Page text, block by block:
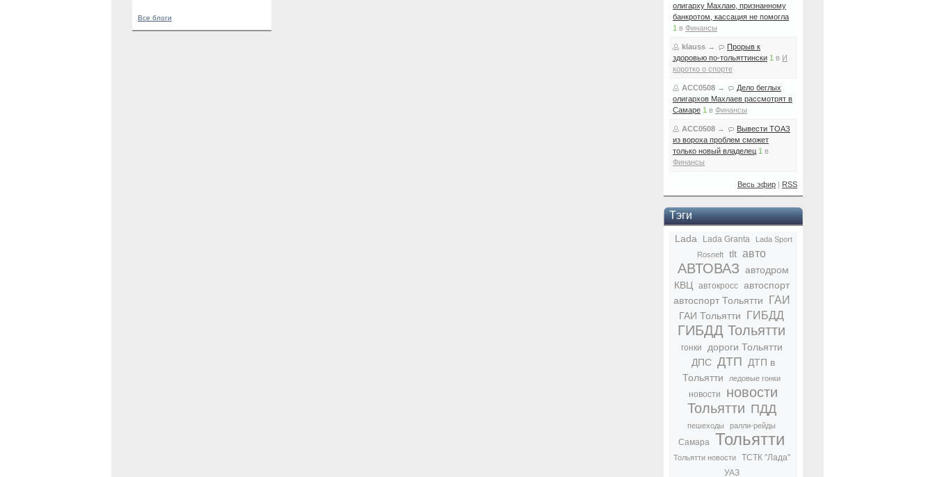
Все блоги
олигарху Махлаю, признанному
банкротом, кассация не помогла
1 в Финансы
klauss →
Прорыв к
здоровью по-тольяттински 1 в И
коротко о спорте
ACC0508 →
Дело беглых
олигархов Махлаев рассмотрят в
Самаре 1 в Финансы
ACC0508 →
Вывести ТОАЗ
из вороха проблем сможет
только новый владелец 1 в
Финансы
Весь эфир | RSS
Тэги
Lada Lada Granta
Lada Sport
Rosneft
tlt авто
АВТОВАЗ автодром
КВЦ
автокросс
автоспорт
автоспорт Тольятти
ГАИ
ГАИ Тольятти ГИБДД
ГИБДД Тольятти
гонки
дороги Тольятти
ДПС ДТП
ДТП в
Тольятти
ледовые гонки
новости
новости
Тольятти ПДД
пешеходы ралли-рейды
Самара Тольятти
Тольятти новости
ТСТК "Лада"
УАЗ